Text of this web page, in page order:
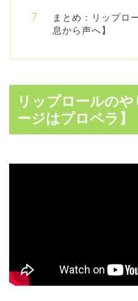
まとめ：リップロ
息から声へ】
リップロールの
ージはプロペラ】